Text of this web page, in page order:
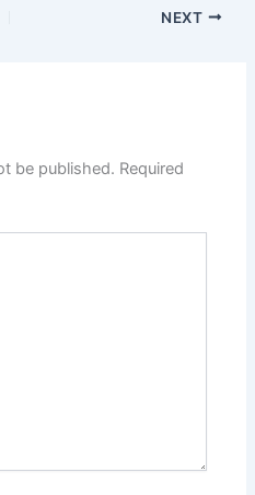
NEXT
be published. Required